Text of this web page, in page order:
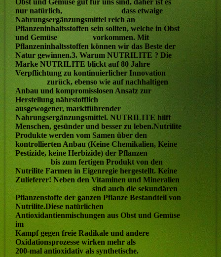
nur natürlich, dass etwaige
Nahrungsergänzungsmittel reich an
Pflanzeninhaltsstoffen sein sollten, welche in Obst
und Gemüse vorkommen. Mit
Pflanzeninhaltsstoffen können wir das Beste der
Natur gewinnen.3. Warum NUTRILITE ? Die
Marke NUTRILITE blickt auf 80 Jahre
Verpflichtung zu kontinuierlicher Innovation
zurück, ebenso wie auf nachhaltigen
Anbau und kompromisslosen Ansatz zur
Herstellung nährstofflich
ausgewogener, marktführender
Nahrungsergänzungsmittel. NUTRILITE hilft
Menschen, gesünder und besser zu leben.Nutrilite
Produkte werden vom Samen über den
kontrollierten Anbau (Keine Chemikalien, Keine
Pestizide, keine Herbizide) der Pflanzen
bis zum fertigen Produkt von den
Nutrilite Farmen in Eigenregie hergestellt. Keine
Zulieferer! Neben den Vitaminen und Mineralien
sind auch die sekundären
Pflanzenstoffe der ganzen Pflanze Bestandteil von
Nutrilite.Diese natürlichen
Antioxidantienmischungen aus Obst und Gemüse
im
Kampf gegen freie Radikale und andere
Oxidationsprozesse wirken mehr als
200-mal antioxidativ als synthetische.